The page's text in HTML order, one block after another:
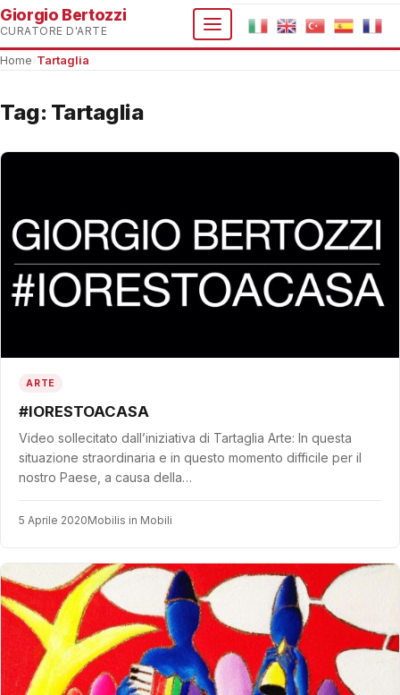
Giorgio Bertozzi
CURATORE D'ARTE
Home Tartaglia
Tag: Tartaglia
ARTE
#IORESTOACASA
Video sollecitato dall’iniziativa di Tartaglia Arte: In questa
situazione straordinaria e in questo momento difficile per il
nostro Paese, a causa della…
5 Aprile 2020Mobilis in Mobili